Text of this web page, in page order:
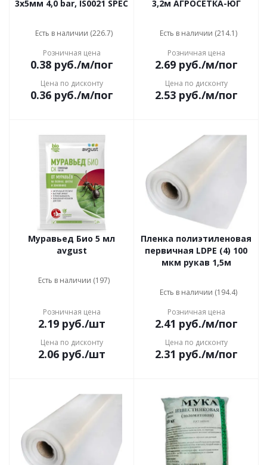
3х5мм 4,0 bar, IS0021 SPEC
Есть в наличии (226.7)
Розничная цена
0.38руб./м/пог
Цена по дисконту
0.36руб./м/пог
3,2м АГРОСЕТКА-ЮГ
Есть в наличии (214.1)
Розничная цена
2.69руб./м/пог
Цена по дисконту
2.53руб./м/пог
Муравьед Био 5 мл
avgust
Есть в наличии (197)
Розничная цена
2.19руб./шт
Цена по дисконту
2.06руб./шт
Пленка полиэтиленовая
первичная LDPE (4) 100
мкм рукав 1,5м
Есть в наличии (194.4)
Розничная цена
2.41 руб./м/пог
Цена по дисконту
2.31 руб./м/пог